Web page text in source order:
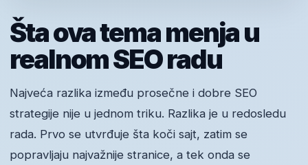
Šta ova tema menja u
realnom SEO radu
Najveća razlika između prosečne i dobre SEO
strategije nije u jednom triku. Razlika je u redosledu
rada. Prvo se utvrđuje šta koči sajt, zatim se
popravljaju najvažnije stranice, a tek onda se